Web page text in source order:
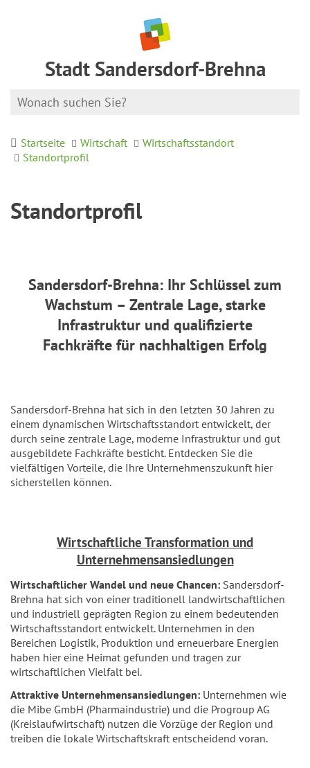
Stadt Sandersdorf-Brehna
Startseite Wirtschaft
Wirtschaftsstandort
Standortprofil
Standortprofil
Sandersdorf-Brehna: Ihr Schlüssel zum
Wachstum – Zentrale Lage, starke
Infrastruktur und qualifizierte
Fachkräfte für nachhaltigen Erfolg
Sandersdorf-Brehna hat sich in den letzten 30 Jahren zu
einem dynamischen Wirtschaftsstandort entwickelt, der
durch seine zentrale Lage, moderne Infrastruktur und gut
ausgebildete Fachkräfte besticht. Entdecken Sie die
vielfältigen Vorteile, die Ihre Unternehmenszukunft hier
sicherstellen können.
Wirtschaftliche Transformation und
Unternehmensansiedlungen
Wirtschaftlicher Wandel und neue Chancen: Sandersdorf-
Brehna hat sich von einer traditionell landwirtschaftlichen
und industriell geprägten Region zu einem bedeutenden
Wirtschaftsstandort entwickelt. Unternehmen in den
Bereichen Logistik, Produktion und erneuerbare Energien
haben hier eine Heimat gefunden und tragen zur
wirtschaftlichen Vielfalt bei.
Attraktive Unternehmensansiedlungen: Unternehmen wie
die Mibe GmbH (Pharmaindustrie) und die Progroup AG
(Kreislaufwirtschaft) nutzen die Vorzüge der Region und
treiben die lokale Wirtschaftskraft entscheidend voran.